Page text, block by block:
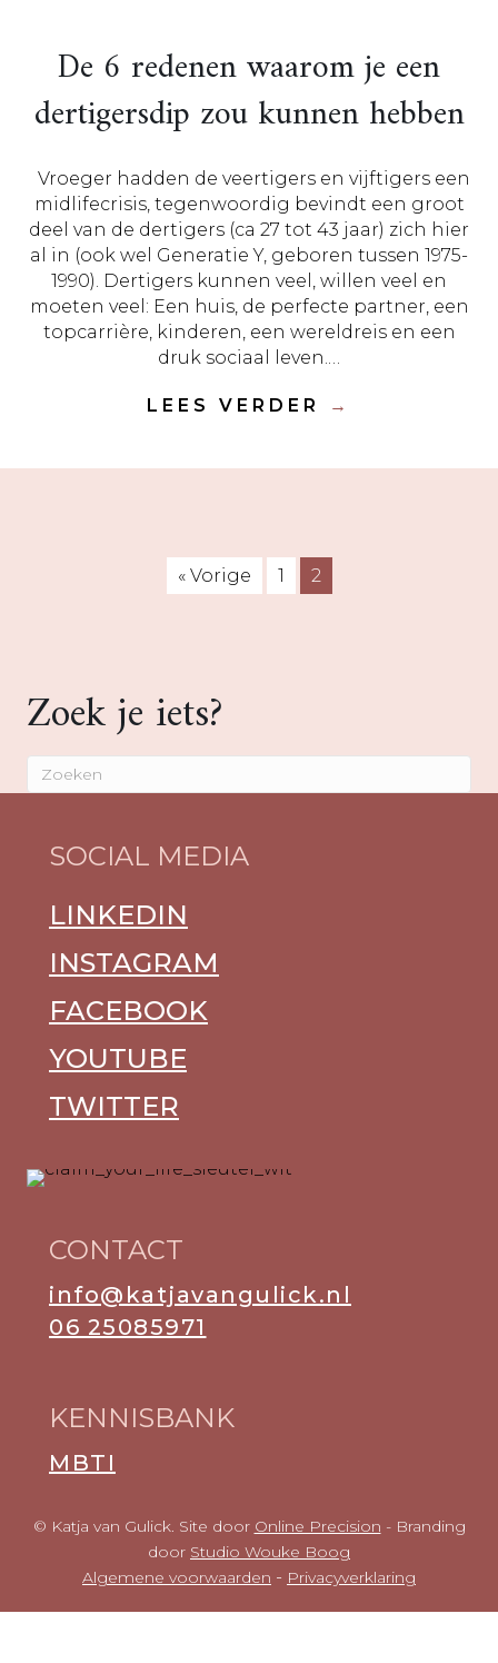
De 6 redenen waarom je een
dertigersdip zou kunnen hebben
Vroeger hadden de veertigers en vijftigers een
midlifecrisis, tegenwoordig bevindt een groot
deel van de dertigers (ca 27 tot 43 jaar) zich hier
al in (ook wel Generatie Y, geboren tussen 1975-
1990). Dertigers kunnen veel, willen veel en
moeten veel: Een huis, de perfecte partner, een
topcarrière, kinderen, een wereldreis en een
druk sociaal leven.…
LEES VERDER →
« Vorige 1 2
Zoek je iets?
SOCIAL MEDIA
LINKEDIN
INSTAGRAM
FACEBOOK
YOUTUBE
TWITTER
CONTACT
info@katjavangulick.nl
06 25085971
KENNISBANK
MBTI
© Katja van Gulick. Site door Online Precision - Branding
door Studio Wouke Boog
Algemene voorwaarden - Privacyverklaring